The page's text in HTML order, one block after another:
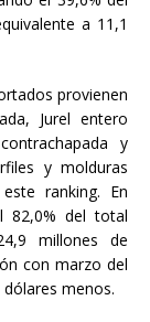
a 11,1
provienen
Jurel entero
y
y molduras
ranking. En
82,0% del total
millones de
con marzo del
menos.